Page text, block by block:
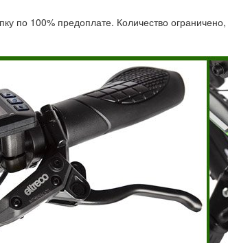
по 100% предоплате. Количество